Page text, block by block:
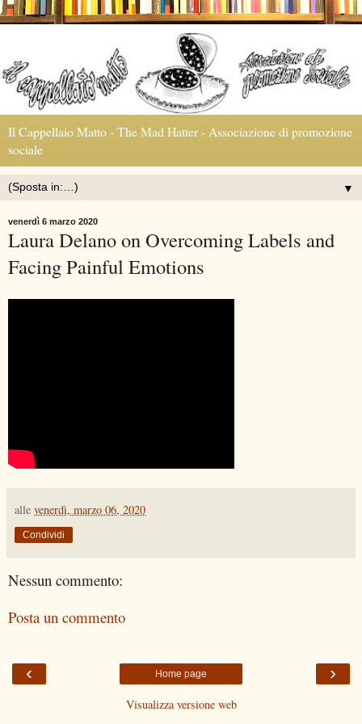
Il Cappellaio Matto - The Mad Hatter - Associazione di promozione
sociale
▼
venerdì 6 marzo 2020
Laura Delano on Overcoming Labels and
Facing Painful Emotions
alle venerdì, marzo 06, 2020
Condividi
Nessun commento:
Posta un commento
‹ ›
Home page
Visualizza versione web